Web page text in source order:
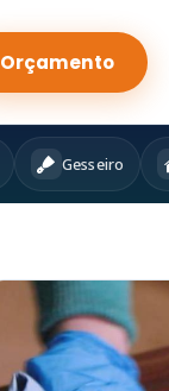
Orçamento
Gesseiro